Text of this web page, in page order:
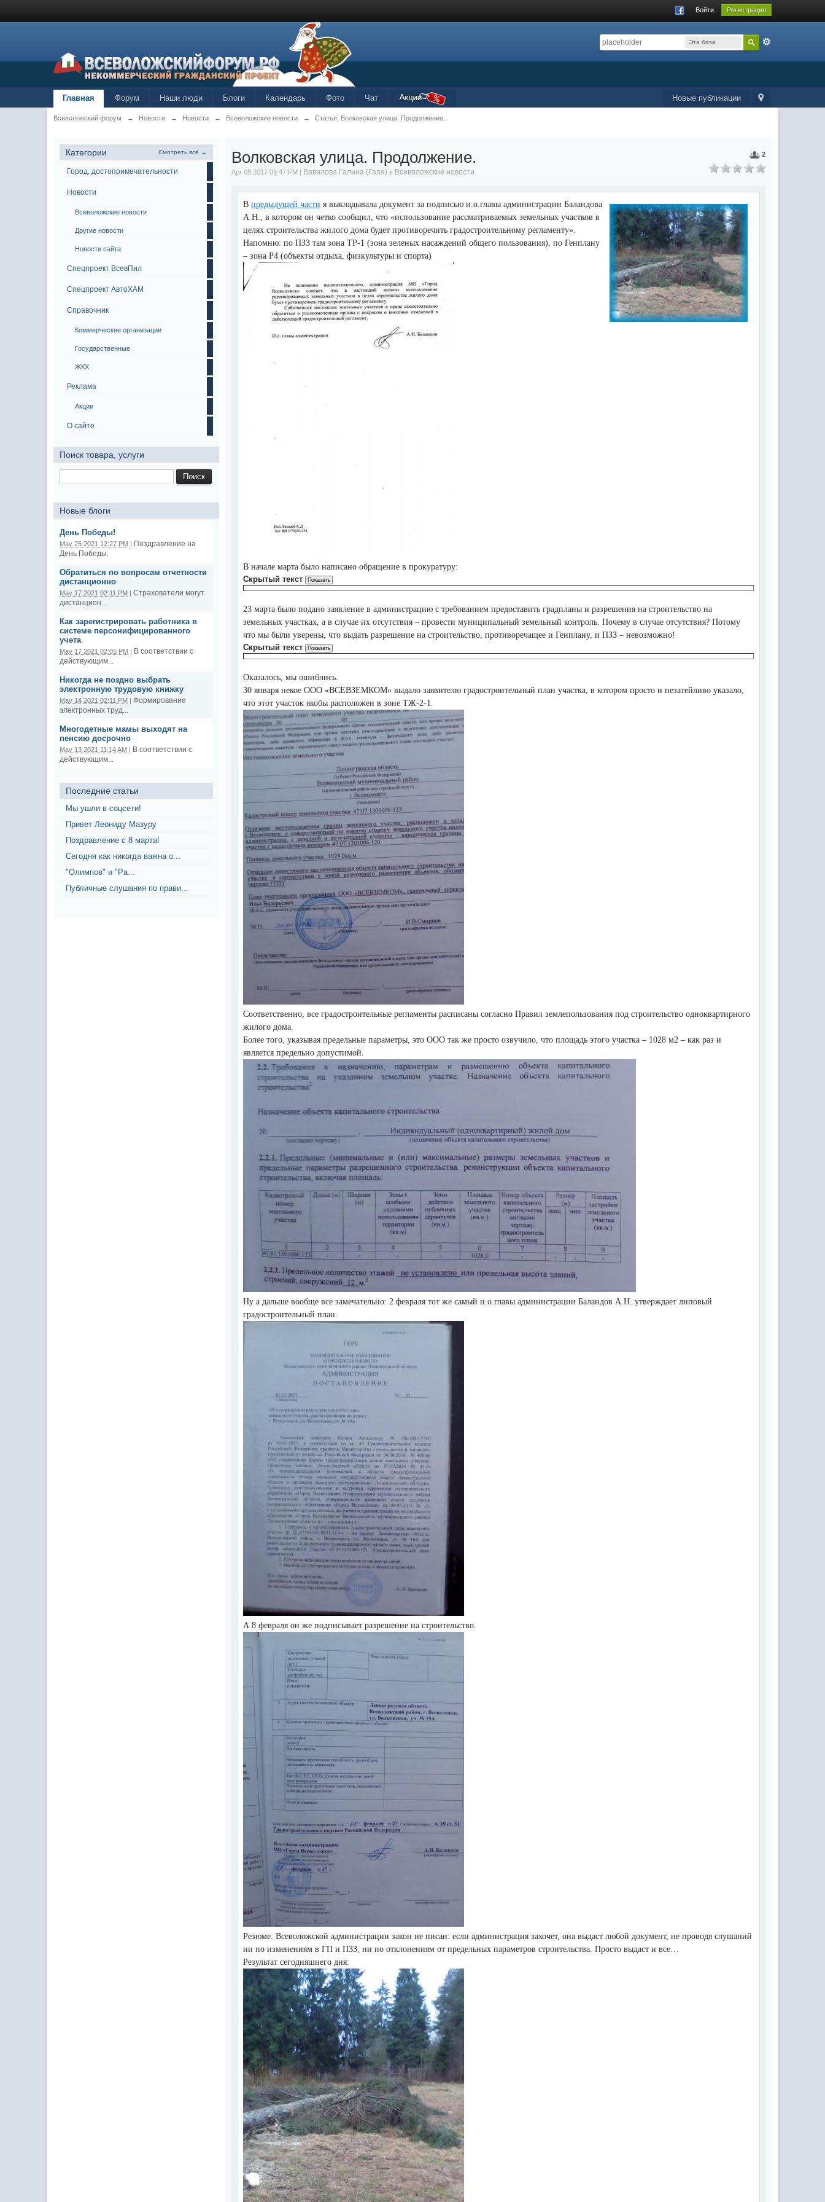
Войти Регистрация
Эта база
Новые публикации
Главная Форум Наши люди Блоги Календарь Фото Чат
Всеволожский форум → Новости → Новости → Всеволожские новости → Статья: Волковская улица. Продолжение.
Категории Смотреть всё →
Город, достопримечательности
Новости
Всеволожские новости
Другие новости
Новости сайта
Спецпроект ВсевПил
Спецпроект АвтоХАМ
Справочник
Коммерческие организации
Государственные
ЖКХ
Реклама
Акции
О сайте
Поиск товара, услуги
Новые блоги
День Победы!
May 25 2021 12:27 PM | Поздравление на
День Победы.
Обратиться по вопросам отчетности
дистанционно
May 17 2021 02:11 PM |Страхователи могут
дистанцион...
Как зарегистрировать работника в
системе персонифицированного
учета
May 17 2021 02:05 PM | В соответствии с
действующим...
Никогда не поздно выбрать
электронную трудовую книжку
May 14 2021 02:11 PM |Формирование
электронных труд...
Многодетные мамы выходят на
пенсию досрочно
May 13 2021 11:14 AM | В соответствии с
действующим...
Последние статьи
Мы ушли в соцсети!
Привет Леониду Мазуру
Поздравление с 8 марта!
Сегодня как никогда важна о...
"Олимпов" и "Ра...
Публичные слушания по прави...
2
Волковская улица. Продолжение.
Apr 08 2017 09:47 PM | Вавилова Галина (Галя) в Всеволожские новости
Впредыдущей части я выкладывала документ за подписью и.о.главы администрации Баландова
А.Н., в котором он четко сообщил, что «использование рассматриваемых земельных участков в
целях строительства жилого дома будет противоречить градостроительному регламенту».
Напомню: по ПЗЗ там зона ТР-1 (зона зеленых насаждений общего пользования), по Генплану
– зона Р4 (объекты отдыха, физкультуры и спорта)
В начале марта было написано обращение в прокуратуру:
Скрытый текст
23 марта было подано заявление в администрацию с требованием предоставить градпланы и разрешения на строительство на
земельных участках, а в случае их отсутствия – провести муниципальный земельный контроль. Почему в случае отсутствия? Потому
что мы были уверены, что выдать разрешение на строительство, противоречащее и Генплану, и ПЗЗ – невозможно!
Скрытый текст
Оказалось, мы ошиблись.
30 января некое ООО «ВСЕВЗЕМКОМ» выдало заявителю градостроительный план участка, в котором просто и незатейливо указало,
что этот участок якобы расположен в зоне ТЖ-2-1.
Соответственно, все градостроительные регламенты расписаны согласно Правил землепользования под строительство одноквартирного
жилого дома.
Более того, указывая предельные параметры, это ООО так же просто озвучило, что площадь этого участка – 1028 м2 – как раз и
является предельно допустимой.
Ну а дальше вообще все замечательно: 2 февраля тот же самый и.о.главы администрации Баландов А.Н. утверждает липовый
градостроительный план.
А 8 февраля он же подписывает разрешение на строительство.
Резюме. Всеволожской администрации закон не писан: если администрация захочет, она выдаст любой документ, не проводя слушаний
ни по изменениям в ГП и ПЗЗ, ни по отклонениям от предельных параметров строительства. Просто выдаст и все…
Результат сегодняшнего дня: